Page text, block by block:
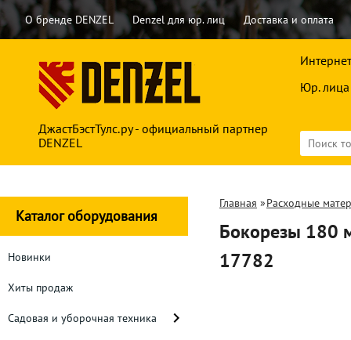
О бренде DENZEL Denzel для юр. лиц Доставка и оплата
ДжастБэстТулс.ру - официальный партнер
DENZEL
Юр. лица
Каталог оборудования
Новинки
Хиты продаж
Садовая и уборочная техника
Главная »Расходные
Бокорезы 180
17782